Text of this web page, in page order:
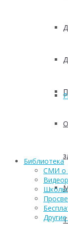
Библиотека
СМИ о
Школы